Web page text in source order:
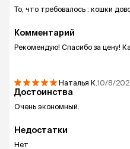
То, что требовалось : кошки
Комментарий
Рекомендую! Спасибо за цену!
Наталья К.10/8/
Достоинства
Очень экономный.
Недостатки
Нет